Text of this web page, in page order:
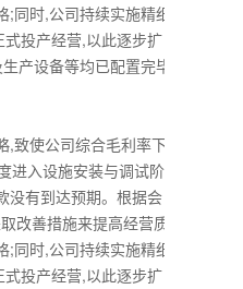
同时,公司持续实施精细
投产经营,以此逐步扩
产设备等均已配置完毕,
致使公司综合毛利率下
进入设施安装与调试阶
没有到达预期。根据会
改善措施来提高经营质
同时,公司持续实施精细
投产经营,以此逐步扩